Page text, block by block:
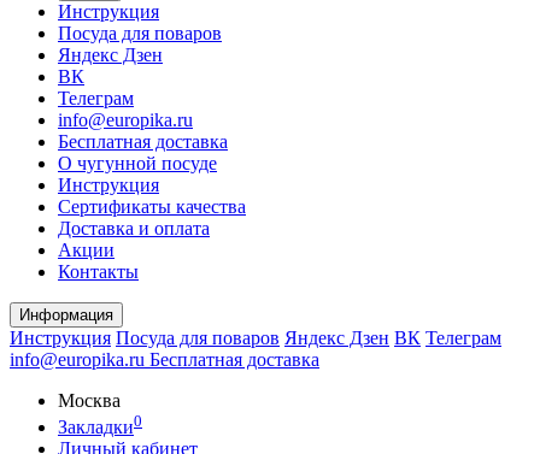
Инструкция
Посуда для поваров
Яндекс Дзен
ВК
Телеграм
info@europika.ru
Бесплатная доставка
О чугунной посуде
Инструкция
Сертификаты качества
Доставка и оплата
Акции
Контакты
Информация
Инструкция Посуда для поваров Яндекс Дзен ВК Телеграм
info@europika.ru Бесплатная доставка
Москва
Закладки0
Личный кабинет